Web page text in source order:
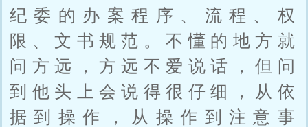
纪委的办案程序、流程、权
限、文书规范。不懂的地方就
问方远，方远不爱说话，但问
到他头上会说得很仔细，从依
据到操作，从操作到注意事